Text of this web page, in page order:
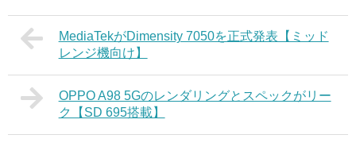
MediaTekがDimensity 7050を正式発表【ミッド
レンジ機向け】
OPPO A98 5Gのレンダリングとスペックがリー
ク【SD 695搭載】